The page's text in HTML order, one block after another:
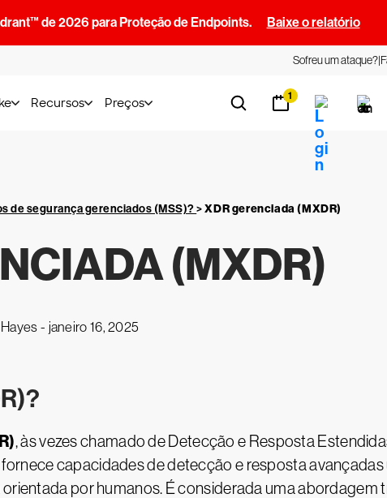
de 2026 para Proteção de Endpoints. Baixe o relatório
Sofreu um ataque?
Recursos Preços 1
de segurança gerenciados (MSS)?>XDR gerenciada (MXDR)
(MXDR)
- janeiro 16, 2025
, às vezes chamado de Detecção e Resposta
capacidades de detecção e resposta
por humanos. É considerada uma abordagem